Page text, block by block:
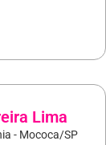
Lima
- Mococa/SP